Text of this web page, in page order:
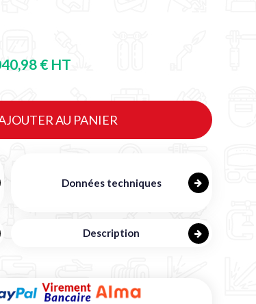
Données techniques
Description
€ HT
AU PANIER